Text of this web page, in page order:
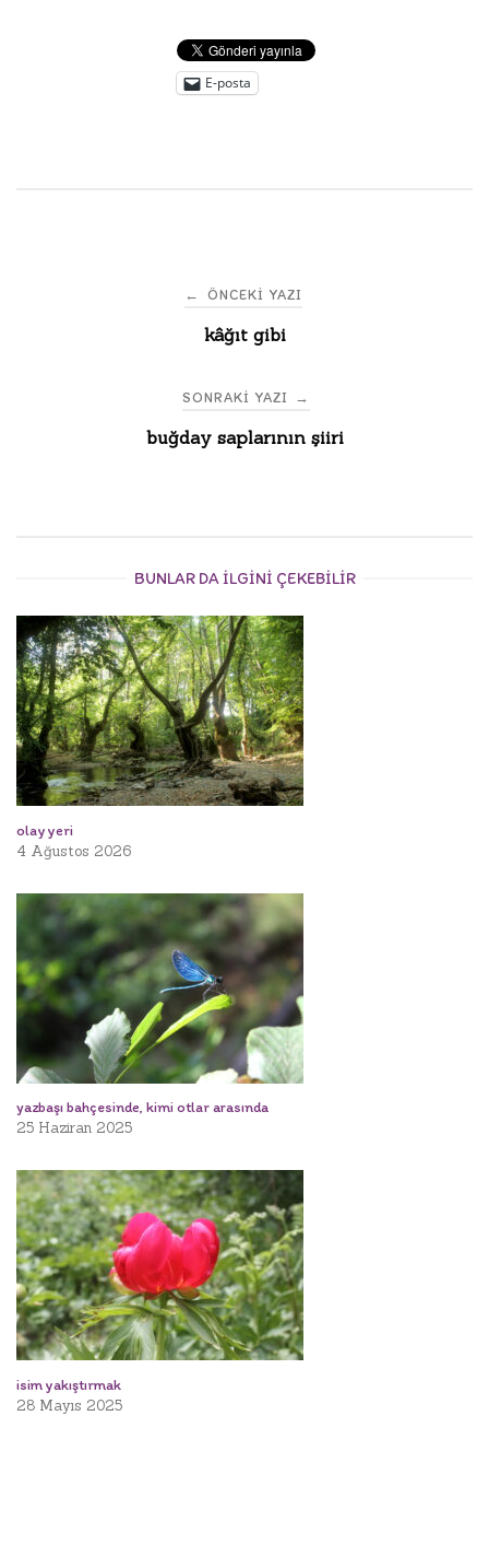
E-posta
← ÖNCEKI YAZI
kâğıt gibi
SONRAKI YAZI →
buğday saplarının şiiri
BUNLAR DA ILGINI ÇEKEBILIR
olay yeri
4 Ağustos 2026
yazbaşı bahçesinde, kimi otlar arasında
25 Haziran 2025
isim yakıştırmak
28 Mayıs 2025